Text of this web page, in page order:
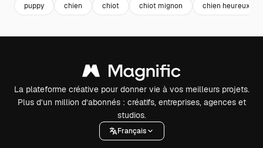
puppy chien chiot chiot mignon chien heureux
La plateforme créative pour donner vie à vos meilleurs projets.
Plus d’un million d’abonnés : créatifs, entreprises, agences et
studios.
Français